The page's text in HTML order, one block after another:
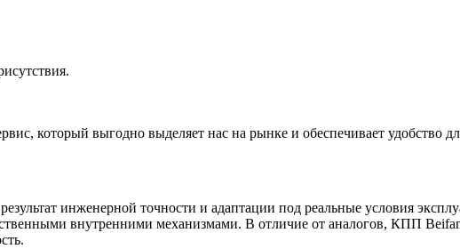
который выгодно выделяет нас на рынке и обеспечивает удобство
инженерной точности и адаптации под реальные условия
внутренними механизмами. В отличие от аналогов, КПП